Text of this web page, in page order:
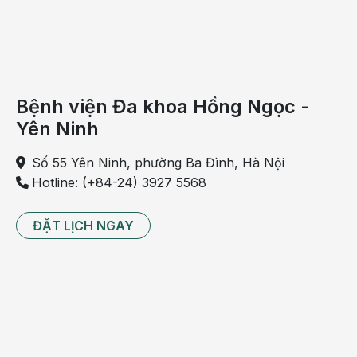
Bệnh viện Đa khoa Hồng Ngọc -
Yên Ninh
Số 55 Yên Ninh, phường Ba Đình, Hà Nội
Hotline: (+84-24) 3927 5568
ĐẶT LỊCH NGAY